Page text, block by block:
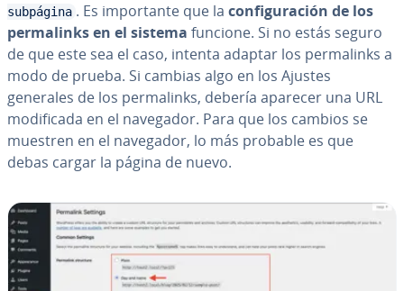
subpágina . Es im­po­r­ta­n­te que la co­n­fi­gu­ra­ción de los
pe­r­ma­li­n­ks en el sistema funcione. Si no estás seguro
de que este sea el caso, intenta adaptar los pe­r­ma­li­n­ks a
modo de prueba. Si cambias algo en los Ajustes
generales de los pe­r­ma­li­n­ks, debería aparecer una URL
mo­di­fi­ca­da en el navegador. Para que los cambios se
muestren en el navegador, lo más probable es que
debas cargar la página de nuevo.